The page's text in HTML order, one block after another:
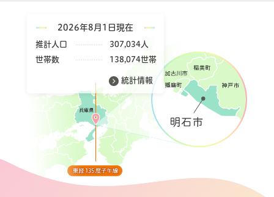
2026年8月1日現在
推計人口
307,034人
世帯数
138,074世帯
統計情報